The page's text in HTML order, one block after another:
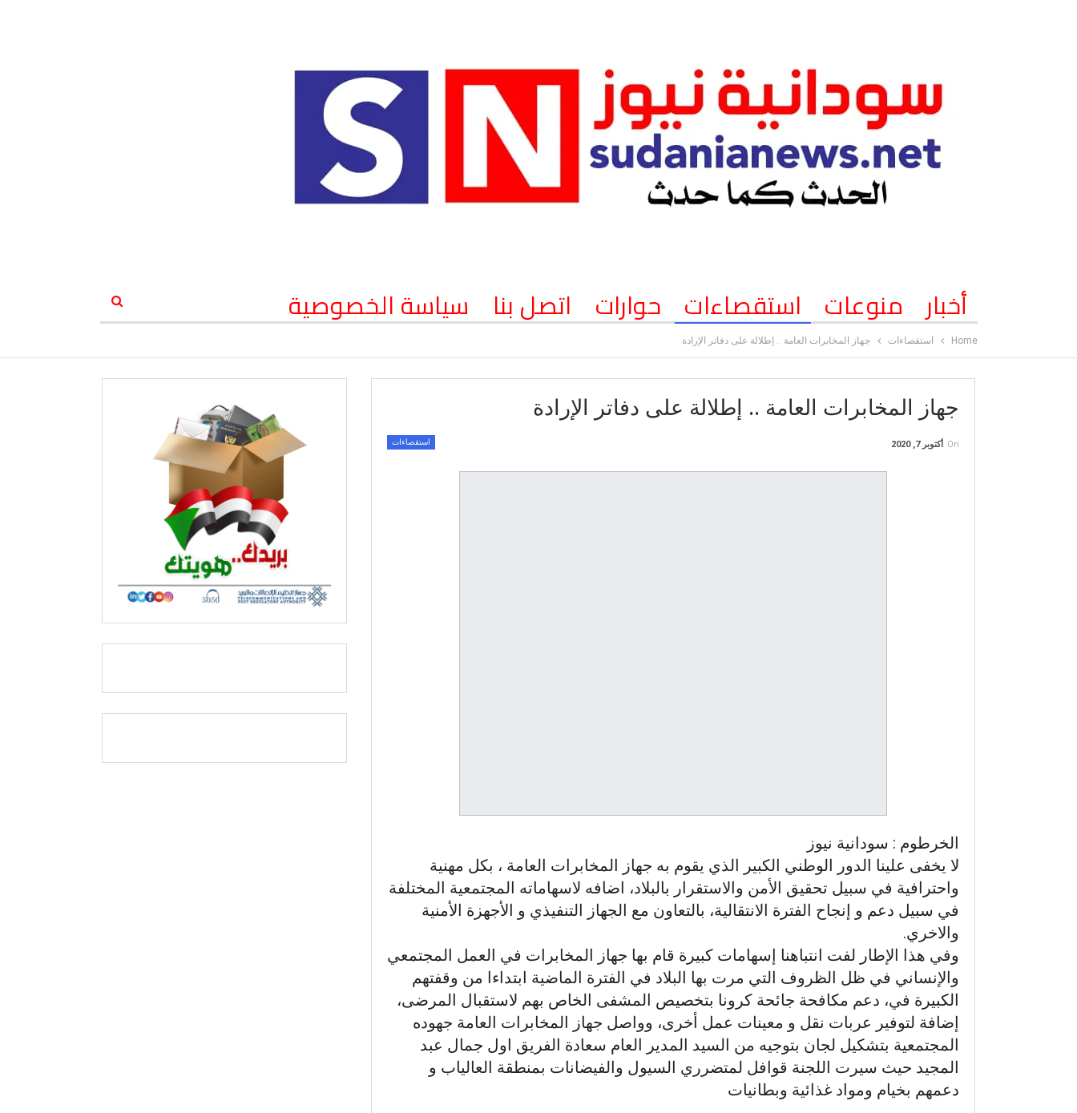
أخبار منوعات استقصاءات حوارات اتصل بنا سياسة الخصوصية
Home استقصاءات جهاز المخابرات العامة .. إطلالة على دفاتر الإرادة
جهاز المخابرات العامة .. إطلالة على دفاتر الإرادة
استقصاءات On أكتوبر 7, 2020
الخرطوم : سودانية نيوز
لا يخفى علينا الدور الوطني الكبير الذي يقوم به جهاز المخابرات العامة ، بكل مهنية
واحترافية في سبيل تحقيق الأمن والاستقرار بالبلاد، اضافه لاسهاماته المجتمعية المختلفة
في سبيل دعم و إنجاح الفترة الانتقالية، بالتعاون مع الجهاز التنفيذي و الأجهزة الأمنية
والاخري.
وفي هذا الإطار لفت انتباهنا إسهامات كبيرة قام بها جهاز المخابرات في العمل المجتمعي
والإنساني في ظل الظروف التي مرت بها البلاد في الفترة الماضية ابتداءا من وقفتهم
الكبيرة في، دعم مكافحة جائحة كرونا بتخصيص المشفى الخاص بهم لاستقبال المرضى،
إضافة لتوفير عربات نقل و معينات عمل أخرى، وواصل جهاز المخابرات العامة جهوده
المجتمعية بتشكيل لجان بتوجيه من السيد المدير العام سعادة الفريق اول جمال عبد
المجيد حيث سيرت اللجنة قوافل لمتضرري السيول والفيضانات بمنطقة العالياب و
دعمهم بخيام ومواد غذائية وبطانيات